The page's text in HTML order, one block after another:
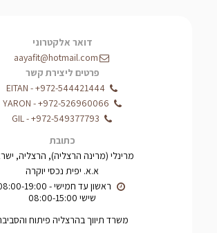
דואר אלקטרוני
aayafit@hotmail.com
פרטים ליצירת קשר
+972-544421444
-
EITAN
+972-526960066
-
YARON
+972-549377793
-
GIL
כתובת
מרינלי (מרינה הרצליה), הרצליה, ישראל
א.א. יפית נכסי יוקרה
שישי 08:00-15:00
משרד תיווך בהרצליה פיתוח והסביבה